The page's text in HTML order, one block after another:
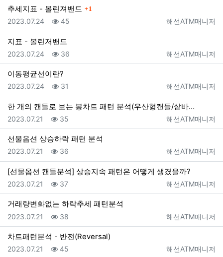
추세지표 - 볼린져밴드 댓글
1
등록자
해선ATM매니저
등록일
2023.07.24 조회
45
지표 - 볼린저밴드
등록자
해선ATM매니저
등록일
2023.07.24 조회
36
이동평균선이란?
등록자
해선ATM매니저
등록일
2023.07.24 조회
31
한 개의 캔들로 보는 봉차트 패턴 분석(우산형캔들/샅바…
등록자
해선ATM매니저
등록일
2023.07.21 조회
35
선물옵션 상승하락 패턴 분석
등록자
해선ATM매니저
등록일
2023.07.21 조회
36
[선물옵션 캔들분석] 상승지속 패턴은 어떻게 생겼을까?
등록자
해선ATM매니저
등록일
2023.07.21 조회
37
거래량변화없는 하락추세 패턴분석
등록자
해선ATM매니저
등록일
2023.07.21 조회
38
차트패턴분석 - 반전(Reversal)
등록자
해선ATM매니저
등록일
2023.07.21 조회
45